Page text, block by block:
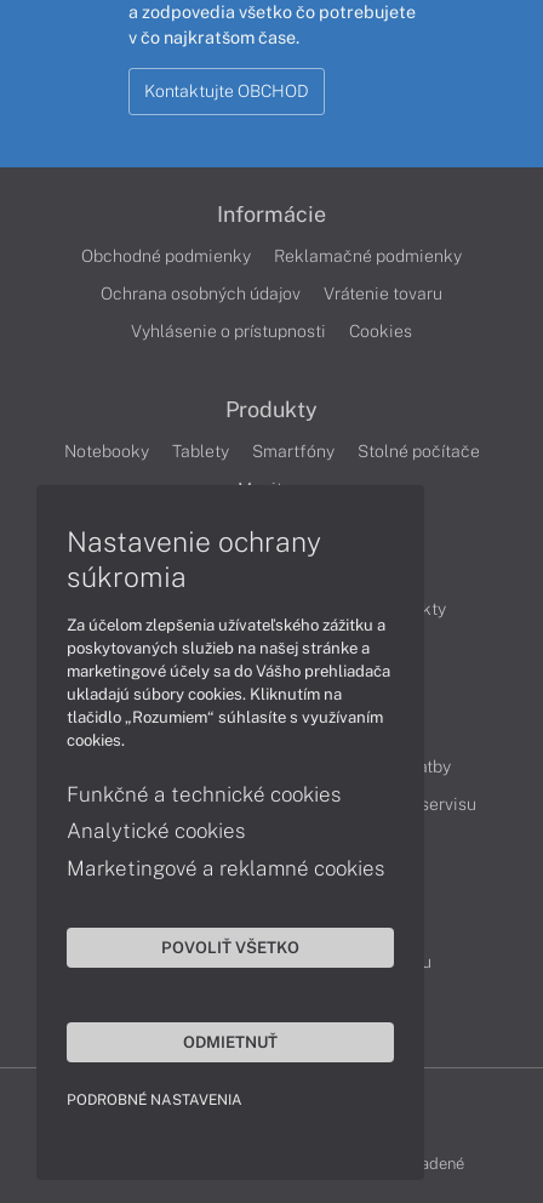
a zodpovedia všetko čo potrebujete
v čo najkratšom čase.
Kontaktujte OBCHOD
Informácie
Obchodné podmienky
Reklamačné podmienky
Ochrana osobných údajov
Vrátenie tovaru
Vyhlásenie o prístupnosti
Cookies
Produkty
Notebooky Tablety Smartfóny
Stolné počítače
Monitory
Produkty
Technológie
Videá
Obsah
Možnosti doručenia a platby
Podpora a servis
Servisné služby Cenník servisu
Kontakty
043 4224 771
Obchodné oddelenie
Reklamácia tovaru
LENOVO-SHOP © 2013 - 2026 Všetky práva vyhradené
Nastavenie ochrany
súkromia
Za účelom zlepšenia užívateľského zážitku a
poskytovaných služieb na našej stránke a
marketingové účely sa do Vášho prehliadača
ukladajú súbory cookies. Kliknutím na
tlačidlo „Rozumiem“ súhlasíte s využívaním
cookies.
Funkčné a technické cookies
Analytické cookies
Marketingové a reklamné cookies
POVOLIŤ VŠETKO
ODMIETNUŤ
PODROBNÉ NASTAVENIA